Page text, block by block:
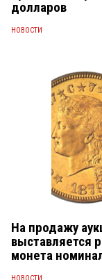
долларов
НОВОСТИ
На продажу
выставляется
монета